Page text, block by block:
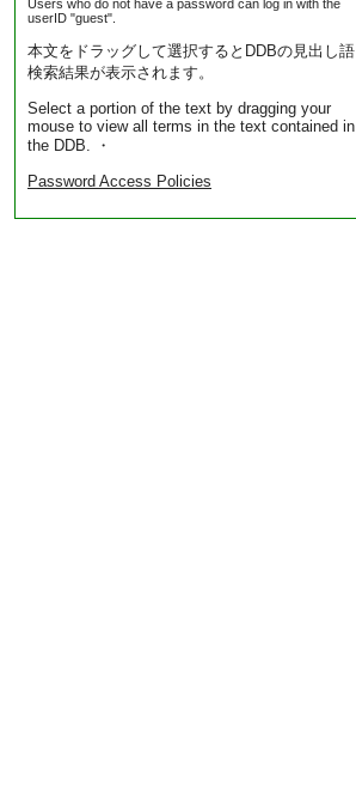
Users who do not have a password can log in with the
userID "guest".
本文をドラッグして選択するとDDBの見出し語
検索結果が表示されます。
Select a portion of the text by dragging your
mouse to view all terms in the text contained in
the DDB. ・
Password Access Policies